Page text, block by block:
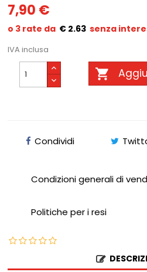
7,90 €
€ 2.63
IVA inclusa

Condividi
Condizioni generali di
Politiche per i resi